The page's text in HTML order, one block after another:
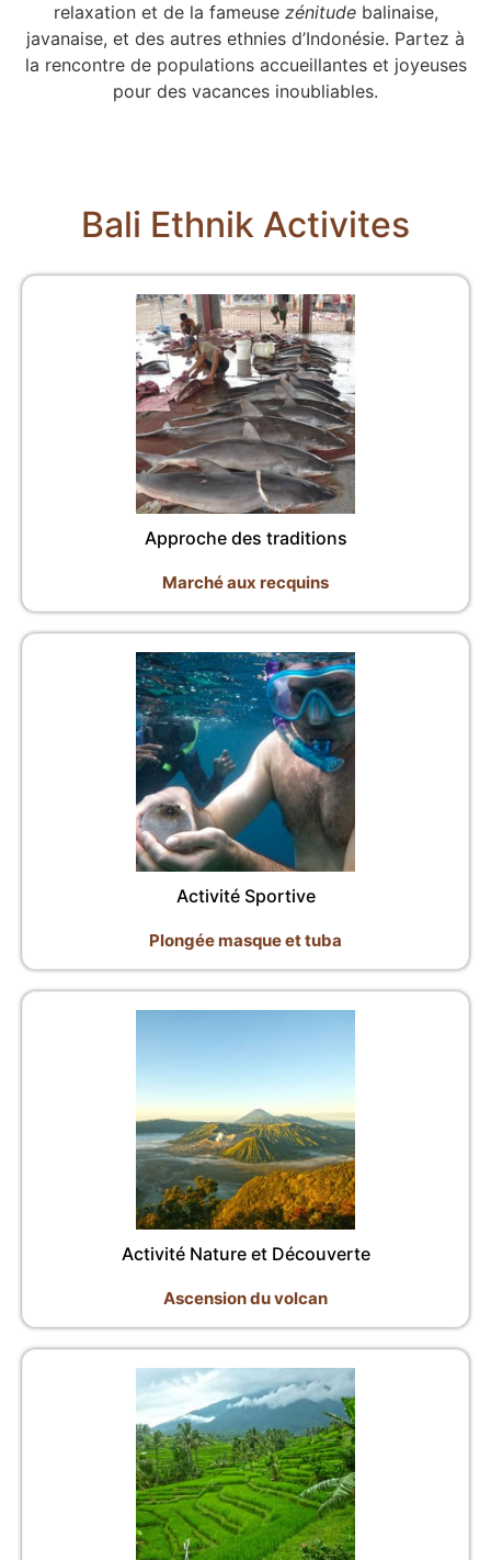
relaxation et de la fameuse zénitudebalinaise,
javanaise, et des autres ethnies d’Indonésie. Partez à
la rencontre de populations accueillantes et joyeuses
pour des vacances inoubliables.
Bali Ethnik Activites
Approche des traditions
Marché aux recquins
Activité Sportive
Plongée masque et tuba
Activité Nature et Découverte
Ascension du volcan